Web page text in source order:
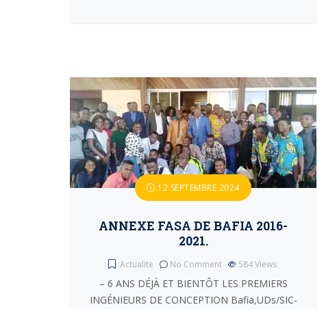
12 SEPTEMBRE 2024
ANNEXE FASA DE BAFIA 2016-
2021.
Actualite No Comment 584Views
– 6 ANS DÉJÀ ET BIENTÔT LES PREMIERS
INGÉNIEURS DE CONCEPTION Bafia,UDs/SIC-